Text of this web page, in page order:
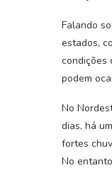
Falando
estados,
condições
podem
No
dias, há
fortes
No